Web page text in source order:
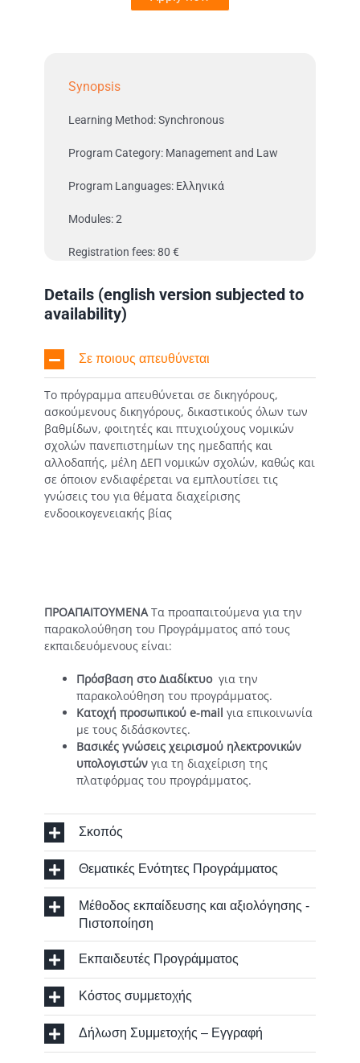
Synopsis
Learning Method: Synchronous
Program Category: Management and Law
Program Languages: Ελληνικά
Modules: 2
Registration fees: 80 €
Details (english version subjected to
availability)
Σε ποιους απευθύνεται
Το πρόγραμμα απευθύνεται σε δικηγόρους,
ασκούμενους δικηγόρους, δικαστικούς όλων των
βαθμίδων, φοιτητές και πτυχιούχους νομικών
σχολών πανεπιστημίων της ημεδαπής και
αλλοδαπής, μέλη ΔΕΠ νομικών σχολών, καθώς και
σε όποιον ενδιαφέρεται να εμπλουτίσει τις
γνώσεις του για θέματα διαχείρισης
ενδοοικογενειακής βίας
ΠΡΟΑΠΑΙΤΟΥΜΕΝΑΤα προαπαιτούμενα για την
παρακολούθηση του Προγράμματος από τους
εκπαιδευόμενους είναι:
Πρόσβαση στο Διαδίκτυογια την
παρακολούθηση του προγράμματος.
Κατοχή προσωπικού e-mail για επικοινωνία
με τους διδάσκοντες.
Βασικές γνώσεις χειρισμού ηλεκτρονικών
υπολογιστών για τη διαχείριση της
πλατφόρμας του προγράμματος.
Σκοπός
Θεματικές Ενότητες Προγράμματος
Μέθοδος εκπαίδευσης και αξιολόγησης -
Πιστοποίηση
Εκπαιδευτές Προγράμματος
Κόστος συμμετοχής
Δήλωση Συμμετοχής – Εγγραφή